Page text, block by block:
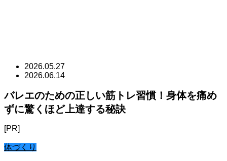
2026.05.27
2026.06.14
バレエのための正しい筋トレ習慣！身体を痛め
ずに驚くほど上達する秘訣
[PR]
体づくり